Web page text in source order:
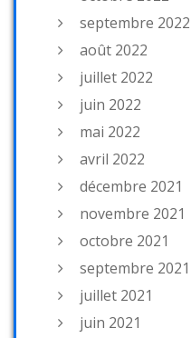
septembre 2022
août 2022
juillet 2022
juin 2022
mai 2022
avril 2022
décembre 2021
novembre 2021
octobre 2021
septembre 2021
juillet 2021
juin 2021